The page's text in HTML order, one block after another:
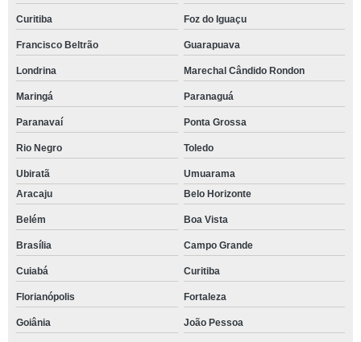
Curitiba Foz do Iguaçu
Francisco Beltrão Guarapuava
Londrina Marechal Cândido Rondon
Maringá Paranaguá
Paranavaí Ponta Grossa
Rio Negro Toledo
Ubiratã
Umuarama
Aracaju
Belo Horizonte
Belém Boa Vista
Brasília Campo Grande
Cuiabá Curitiba
Florianópolis Fortaleza
Goiânia João Pessoa